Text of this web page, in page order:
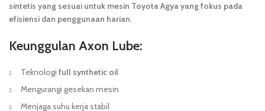
sintetis yang sesuai untuk mesin Toyota Agya yang fokus pada
efisiensi dan penggunaan harian.
Keunggulan Axon Lube:
Teknologi full synthetic oil
Mengurangi gesekan mesin
Menjaga suhu kerja stabil